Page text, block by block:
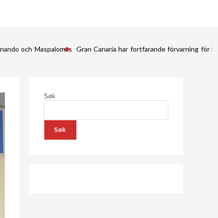
och Maspalomas Gran Canaria har fortfarande förvarning för
Søk
Søk